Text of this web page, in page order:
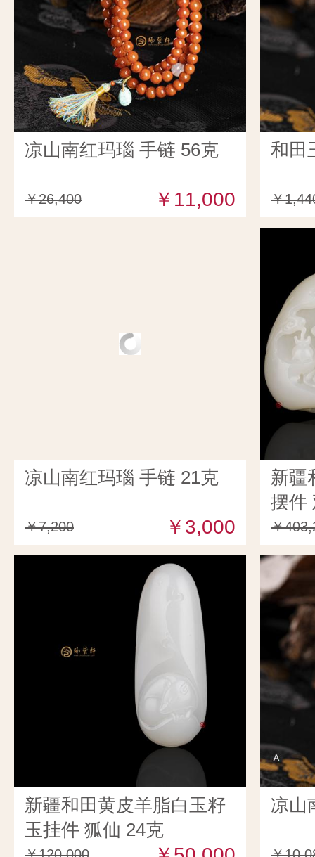
凉山南红玛瑙 手链 56克
￥26,400 ￥11,000
和田
￥
凉山南红玛瑙 手链 21克
￥7,200 ￥3,000
新疆
摆件
￥
新疆和田黄皮羊脂白玉籽
玉挂件 狐仙 24克
凉山